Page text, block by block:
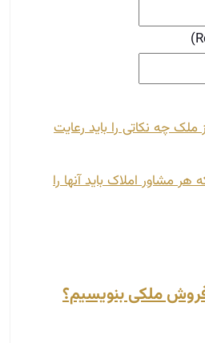
چه نکاتی را باید رعایت
مشاور املاک باید آنها را
ملکی بنویسیم؟